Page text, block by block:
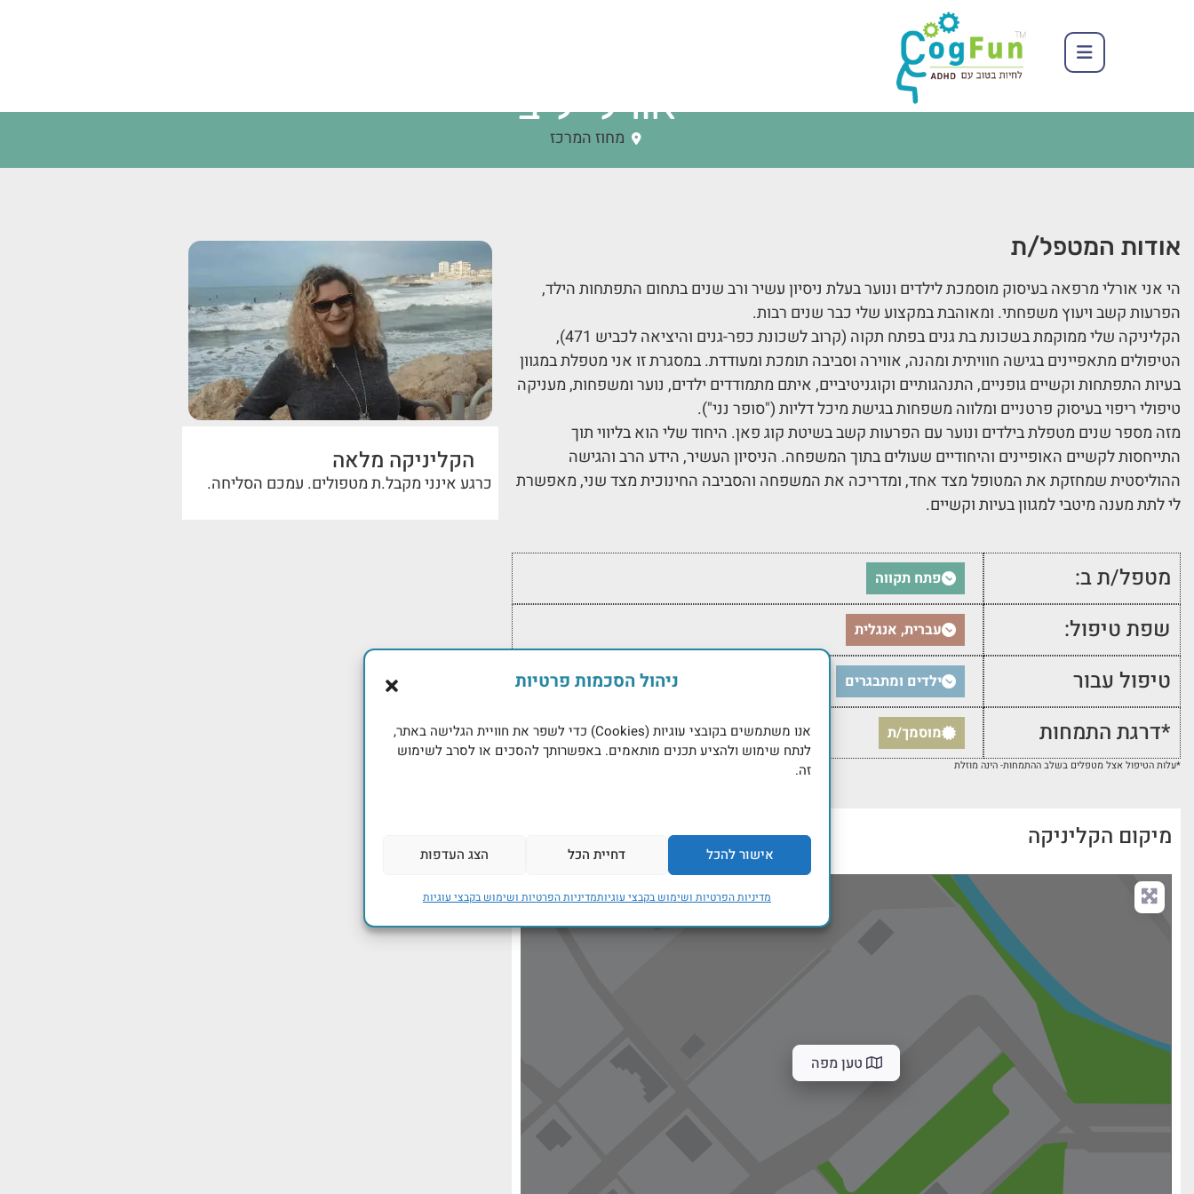
ניהול הסכמות פרטיות
אנו משתמשים בקובצי עוגיות (Cookies) כדי לשפר את חוויית הגלישה באתר,
לנתח שימוש ולהציע תכנים מותאמים. באפשרותך להסכים או לסרב לשימוש
זה.
אישור להכל דחיית הכל הצג העדפות
מדיניות הפרטיות ושימוש בקבצי עוגיותמדיניות הפרטיות ושימוש בקבצי עוגיות
אורלי ליב
מחוז המרכז
אודות המטפל/ת
הי אני אורלי מרפאה בעיסוק מוסמכת לילדים ונוער בעלת ניסיון עשיר ורב שנים בתחום התפתחות הילד,
הפרעות קשב ויעוץ משפחתי. ומאוהבת במקצוע שלי כבר שנים רבות.
הקליניקה שלי ממוקמת בשכונת בת גנים בפתח תקוה (קרוב לשכונת כפר-גנים והיציאה לכביש 471),
הטיפולים מתאפיינים בגישה חוויתית ומהנה, אווירה וסביבה תומכת ומעודדת. במסגרת זו אני מטפלת במגוון
בעיות התפתחות וקשיים גופניים, התנהגותיים וקוגניטיביים, איתם מתמודדים ילדים, נוער ומשפחות, מעניקה
טיפולי ריפוי בעיסוק פרטניים ומלווה משפחות בגישת מיכל דליות ("סופר נני").
מזה מספר שנים מטפלת בילדים ונוער עם הפרעות קשב בשיטת קוג פאן. היחוד שלי הוא בליווי תוך
התייחסות לקשיים האופיינים והיחודיים שעולים בתוך המשפחה. הניסיון העשיר, הידע הרב והגישה
ההוליסטית שמחזקת את המטופל מצד אחד, ומדריכה את המשפחה והסביבה החינוכית מצד שני, מאפשרת
לי לתת מענה מיטבי למגוון בעיות וקשיים.
מטפל/ת ב: פתח תקווה
שפת טיפול: עברית, אנגלית
טיפול עבור ילדים ומתבגרים
*דרגת התמחות מוסמך/ת
*עלות הטיפול אצל מטפלים בשלב ההתמחות- הינה מוזלת
מיקום הקליניקה
טען מפה
הקליניקה מלאה
כרגע אינני מקבל.ת מטפולים. עמכם הסליחה.